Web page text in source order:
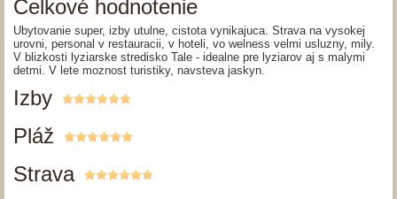
Celkové hodnotenie
Ubytovanie super, izby utulne, cistota vynikajuca. Strava na vysokej
urovni, personal v restauracii, v hoteli, vo welness velmi usluzny, mily.
V blizkosti lyziarske stredisko Tale - idealne pre lyziarov aj s malymi
detmi. V lete moznost turistiky, navsteva jaskyn.
Izby
Pláž
Strava